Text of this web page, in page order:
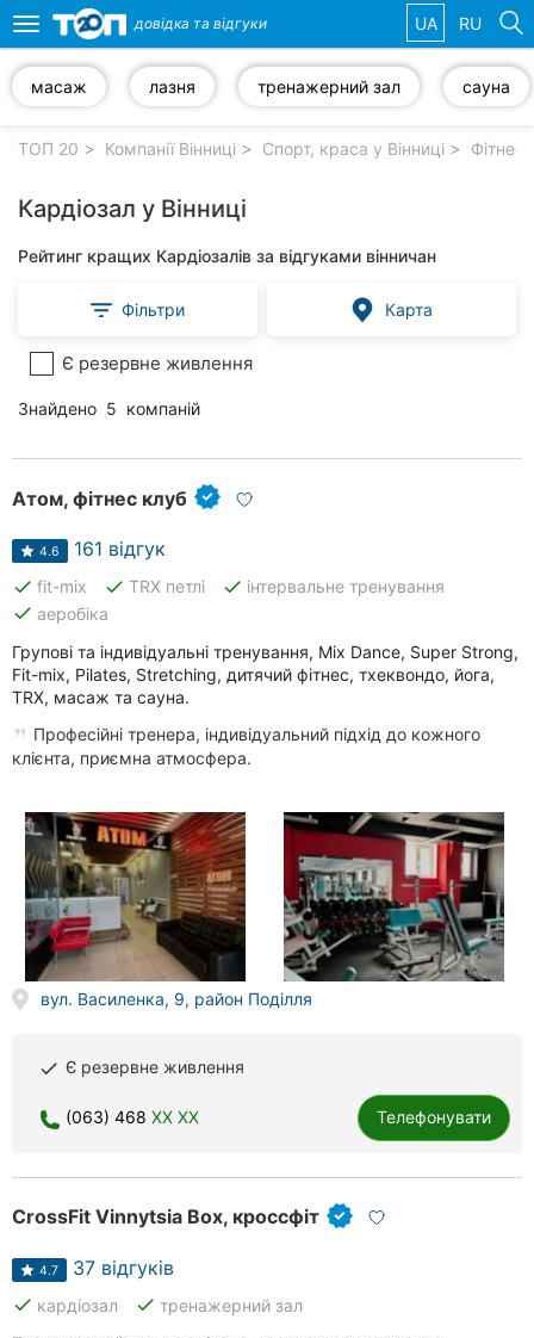
компанії
Популярні
клініки
Приватні
клініки
Автошколи
Ресторани
Всі
рубрики
Всі
міста:
Вінниця
Житомир
Тернопіль
Харків
Toggle
navigation
довідка та відгуки UA RU
масаж лазня тренажерний зал сауна
ТОП 20 Компанії Вінниці Спорт, краса у Вінниці Фітнес
Кардіозал у Вінниці
Рейтинг кращих Кардіозалів за відгуками вінничан
Фільтри Карта
Є резервне живлення
Знайдено 5 компаній
Атом, фітнес клуб
4.6 161 відгук
done fit-mix done TRX петлі done інтервальне тренування
done аеробіка
Групові та індивідуальні тренування, Mix Dance, Super Strong,
Fit-mix, Pilates, Stretching, дитячий фітнес, тхеквондо, йога,
TRX, масаж та сауна.
Професійні тренера, індивідуальний підхід до кожного
клієнта, приємна атмосфера.
вул. Василенка, 9, район Поділля
done Є резервне живлення
(063) 468 XX XX Телефонувати
CrossFit Vinnytsia Box, кроссфіт
4.7 37 відгуків
done кардіозал done тренажерний зал